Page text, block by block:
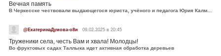
Вечная память
В Черкесске чествовали выдающегося юриста, учёного и педагога Юрия Калмыкова
@ЕкатеринаДумова-о8и 09.02.2025 в 20:45
Труженики села, честь Вам и хвала! Молодцы!
Во фруктовых садах Таллыка идет активная обработка деревьев